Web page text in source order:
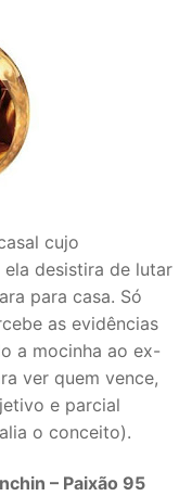
cujo
desistira de lutar
para casa. Só
as evidências
a mocinha ao ex-
ver quem vence,
e parcial
o conceito).
– Paixão 95